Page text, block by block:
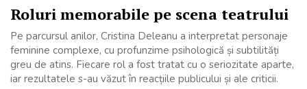
Roluri memorabile pe scena teatrului
Pe parcursul anilor, Cristina Deleanu a interpretat personaje
feminine complexe, cu profunzime psihologică și subtilități
greu de atins. Fiecare rol a fost tratat cu o seriozitate aparte,
iar rezultatele s-au văzut în reacțiile publicului și ale criticii.